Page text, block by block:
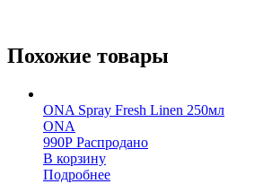
Похожие товары
ONA Spray Fresh Linen 250мл
ONA
990Р Распродано
В корзину
Подробнее